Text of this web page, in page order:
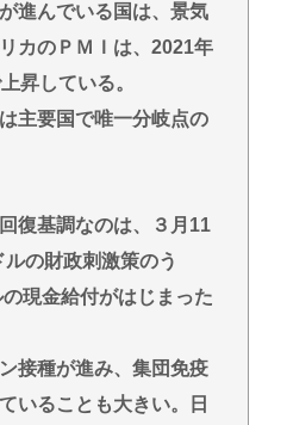
進んでいる国は、景気
カのＰＭＩは、2021年
昇している。
主要国で唯一分岐点の
復基調なのは、３月11
の財政刺激策のう
現金給付がはじまった
接種が進み、集団免疫
いることも大きい。日